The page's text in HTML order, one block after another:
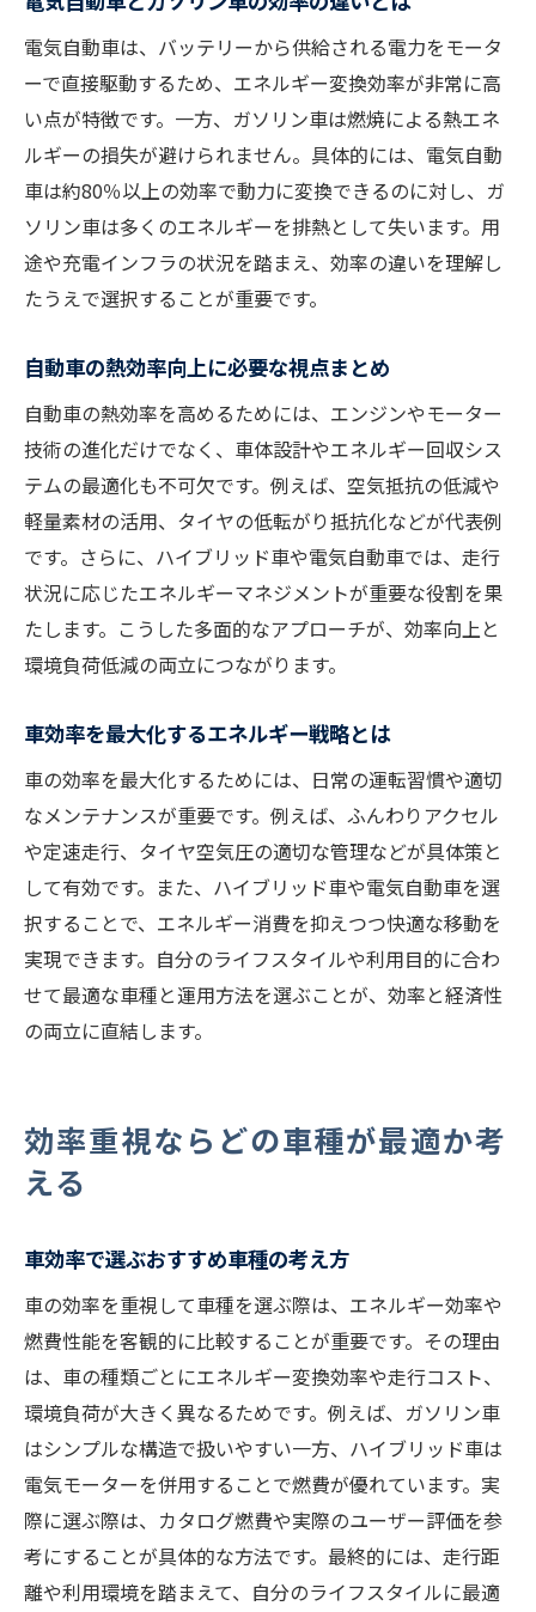
電気自動車は、バッテリーから供給される電力をモータ
ーで直接駆動するため、エネルギー変換効率が非常に高
い点が特徴です。一方、ガソリン車は燃焼による熱エネ
ルギーの損失が避けられません。具体的には、電気自動
車は約80％以上の効率で動力に変換できるのに対し、ガ
ソリン車は多くのエネルギーを排熱として失います。用
途や充電インフラの状況を踏まえ、効率の違いを理解し
たうえで選択することが重要です。
自動車の熱効率向上に必要な視点まとめ
自動車の熱効率を高めるためには、エンジンやモーター
技術の進化だけでなく、車体設計やエネルギー回収シス
テムの最適化も不可欠です。例えば、空気抵抗の低減や
軽量素材の活用、タイヤの低転がり抵抗化などが代表例
です。さらに、ハイブリッド車や電気自動車では、走行
状況に応じたエネルギーマネジメントが重要な役割を果
たします。こうした多面的なアプローチが、効率向上と
環境負荷低減の両立につながります。
車効率を最大化するエネルギー戦略とは
車の効率を最大化するためには、日常の運転習慣や適切
なメンテナンスが重要です。例えば、ふんわりアクセル
や定速走行、タイヤ空気圧の適切な管理などが具体策と
して有効です。また、ハイブリッド車や電気自動車を選
択することで、エネルギー消費を抑えつつ快適な移動を
実現できます。自分のライフスタイルや利用目的に合わ
せて最適な車種と運用方法を選ぶことが、効率と経済性
の両立に直結します。
効率重視ならどの車種が最適か考
える
車効率で選ぶおすすめ車種の考え方
車の効率を重視して車種を選ぶ際は、エネルギー効率や
燃費性能を客観的に比較することが重要です。その理由
は、車の種類ごとにエネルギー変換効率や走行コスト、
環境負荷が大きく異なるためです。例えば、ガソリン車
はシンプルな構造で扱いやすい一方、ハイブリッド車は
電気モーターを併用することで燃費が優れています。実
際に選ぶ際は、カタログ燃費や実際のユーザー評価を参
考にすることが具体的な方法です。最終的には、走行距
離や利用環境を踏まえて、自分のライフスタイルに最適